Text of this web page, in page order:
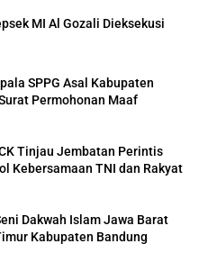
MI Al Gozali Dieksekusi
SPPG Asal Kabupaten
Permohonan Maaf
Tinjau Jembatan Perintis
Kebersamaan TNI dan Rakyat
Dakwah Islam Jawa Barat
Kabupaten Bandung